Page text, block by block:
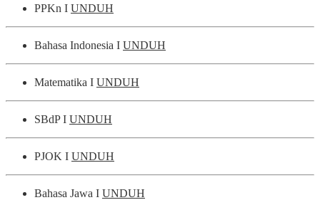
PPKn I UNDUH
Bahasa Indonesia I UNDUH
Matematika I UNDUH
SBdP I UNDUH
PJOK I UNDUH
Bahasa Jawa I UNDUH